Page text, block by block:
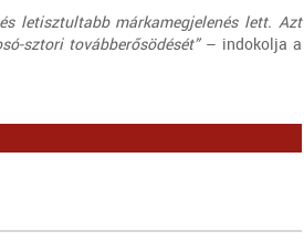
letisztultabb márkamegjelenés lett. Azt
sztori továbberősödését”– indokolja a